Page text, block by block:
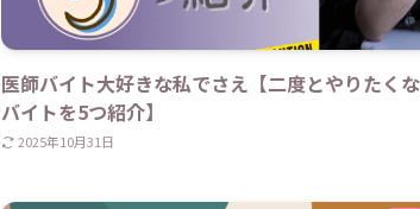
医師バイト大好きな私でさえ【二度とやりたく
バイトを5つ紹介】
2025年10月31日